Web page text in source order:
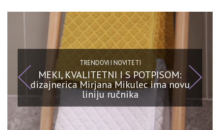
TRENDOVI I NOVITETI
MEKI, KVALITETNI I S POTPISOM:
dizajnerica Mirjana Mikulec ima novu
liniju ručnika